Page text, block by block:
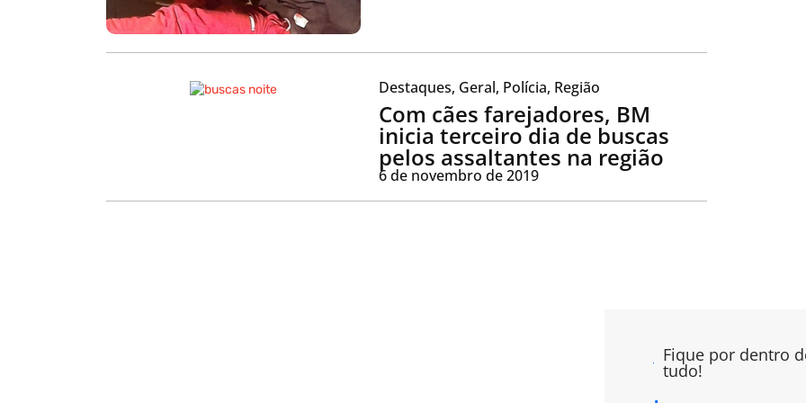
Destaques, Geral, Polícia, Região
Com cães farejadores, BM
inicia terceiro dia de buscas
pelos assaltantes na região
6 de novembro de 2019
Fique por dentro
tudo!